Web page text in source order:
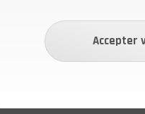
139,00DKK
Mil-Tec Strømper